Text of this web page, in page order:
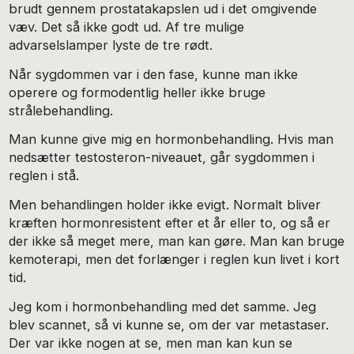
brudt gennem prostatakapslen ud i det omgivende
væv. Det så ikke godt ud. Af tre mulige
advarselslamper lyste de tre rødt.
Når sygdommen var i den fase, kunne man ikke
operere og formodentlig heller ikke bruge
strålebehandling.
Man kunne give mig en hormonbehandling. Hvis man
nedsætter testosteron-niveauet, går sygdommen i
reglen i stå.
Men behandlingen holder ikke evigt. Normalt bliver
kræften hormonresistent efter et år eller to, og så er
der ikke så meget mere, man kan gøre. Man kan bruge
kemoterapi, men det forlænger i reglen kun livet i kort
tid.
Jeg kom i hormonbehandling med det samme. Jeg
blev scannet, så vi kunne se, om der var metastaser.
Der var ikke nogen at se, men man kan kun se